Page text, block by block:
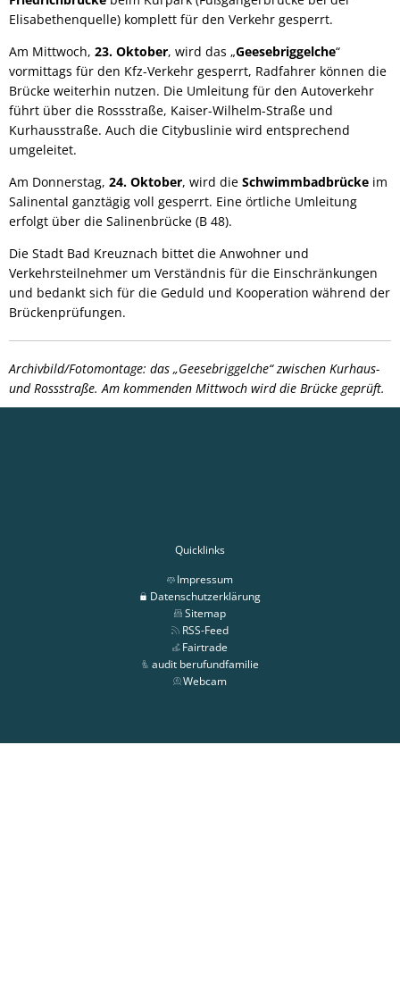
Elisabethenquelle) komplett für den Verkehr gesperrt.
Am Mittwoch, 23. Oktober, wird das „Geesebriggelche“
vormittags für den Kfz-Verkehr gesperrt, Radfahrer können die
Brücke weiterhin nutzen. Die Umleitung für den Autoverkehr
führt über die Rossstraße, Kaiser-Wilhelm-Straße und
Kurhausstraße. Auch die Citybuslinie wird entsprechend
umgeleitet.
Am Donnerstag, 24. Oktober, wird die Schwimmbadbrücke im
Salinental ganztägig voll gesperrt. Eine örtliche Umleitung
erfolgt über die Salinenbrücke (B 48).
Die Stadt Bad Kreuznach bittet die Anwohner und
Verkehrsteilnehmer um Verständnis für die Einschränkungen
und bedankt sich für die Geduld und Kooperation während der
Brückenprüfungen.
Archivbild/Fotomontage: das „Geesebriggelche“ zwischen Kurhaus-
und Rossstraße. Am kommenden Mittwoch wird die Brücke geprüft.
Quicklinks
Impressum
Datenschutzerklärung
Sitemap
RSS-Feed
Fairtrade
audit berufundfamilie
Webcam